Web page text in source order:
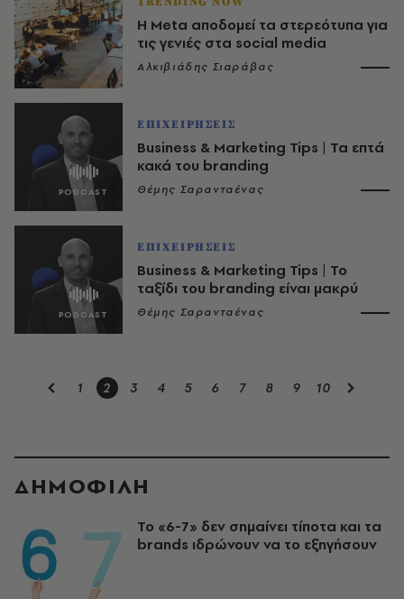
Η Meta αποδομεί τα στερεότυπα για
τις γενιές στα social media
Αλκιβιάδης Σιαράβας
ΕΠΙΧΕΙΡΗΣΕΙΣ
Business & Marketing Tips | Τα επτά
κακά του branding
Θέμης Σαρανταένας
ΕΠΙΧΕΙΡΗΣΕΙΣ
Business & Marketing Tips | Το
ταξίδι του branding είναι μακρύ
Θέμης Σαρανταένας
1 2 3 4 5 6 7 8 9 10
ΔΗΜΟΦΙΛΗ
Το «6-7» δεν σημαίνει τίποτα και τα
brands ιδρώνουν να το εξηγήσουν